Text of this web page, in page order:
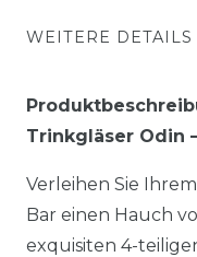
WEITERE DETAILS
Trinkgläser Odin
Verleihen Sie
Bar einen Hauch
exquisiten 4-